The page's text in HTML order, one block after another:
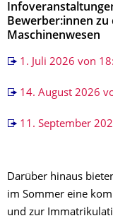
Bewerber:innen zu
Maschinenwesen
1. Juli 2026 von
14. August 2026
11. September
Darüber hinaus
im Sommer eine
und zur